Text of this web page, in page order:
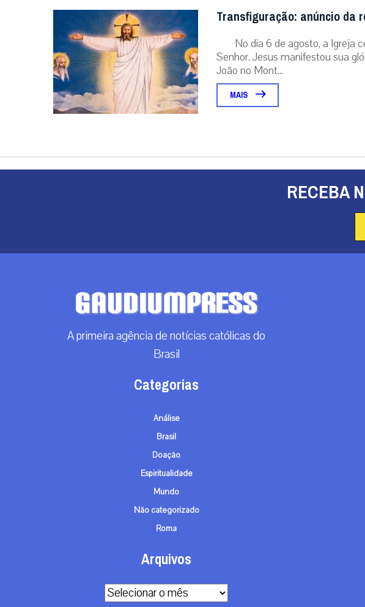
Transfiguração: anúncio da
No dia 6 de agosto, a Igreja
Senhor. Jesus manifestou sua
João no Mont...
MAIS
RECEBA
A primeira agência de notícias católicas do
Brasil
Categorias
Análise
Brasil
Doação
Espiritualidade
Mundo
Não categorizado
Roma
Arquivos
Arquivos